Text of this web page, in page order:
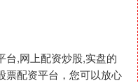
台,网上配资炒股,实盘的
票配资平台，您可以放心